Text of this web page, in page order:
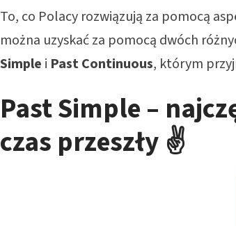
To, co Polacy rozwiązują za pomocą
można uzyskać za pomocą dwóch
Simple i Past Continuous, którym
Past Simple –
czas przeszły ✌️